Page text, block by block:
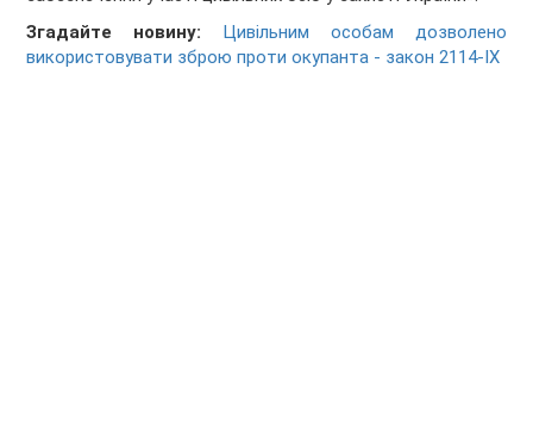
Згадайте новину:
Цивільним особам дозволено
використовувати зброю проти окупанта - закон 2114-IX